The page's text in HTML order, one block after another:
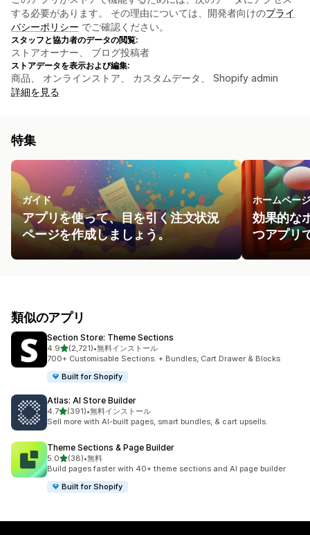
する必要があります。 その理由については、開発者向けのプライ
バシーポリシー でご確認ください。
スタッフと協力者のデータの閲覧:
ストアオーナー、 ブログ投稿者
ストアデータを表示および編集:
商品、 オンラインストア、 カスタムデータ、 Shopify admin
詳細を見る
特集
ガイド
アプリを使って、目を引く注文状況
ページを作成しましょう。
ホームペー
効果的な
つアプリ
類似のアプリ
Section Store: Theme Sections
4.95つ星中
(2,721)
合計レビュー数：2721件
•無料インストール
700+ Customisable Sections. + Bundles, Cart Drawer & Blocks
Built for Shopify
Atlas: AI Store Builder
4.75つ星中
(391)
合計レビュー数：391件
•無料インストール
Sell more with AI-built pages, smart bundles, & cart upsells.
Theme Sections & Page Builder
5.05つ星中
(38)
合計レビュー数：38件
•無料
Build pages faster with 40+ theme sections and AI page builder
Built for Shopify